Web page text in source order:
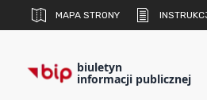
MAPA STRONY
biuletyn
informacji publicznej